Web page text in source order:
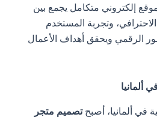
إلكتروني متكامل يجمع بين
وتجربة المستخدم
الرقمي ويحقق أهداف الأعمال
في ألمانيا، أصبحتصميم متجر